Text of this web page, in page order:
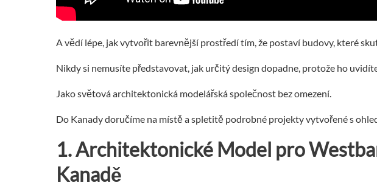
A vědí lépe, jak vytvořit barevnější prostředí tím, že postaví budovy, které
Nikdy si nemusíte představovat, jak určitý design dopadne, protože ho
Jako světová architektonická modelářská společnost bez omezení.
Do Kanady doručíme na místě a spletitě podrobné projekty vytvořené s
1. Architektonické Model pro
Kanadě